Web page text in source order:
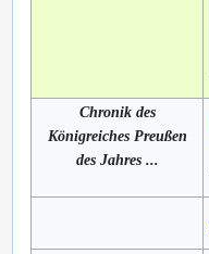
Chronik des
Königreiches Preußen
des Jahres ...